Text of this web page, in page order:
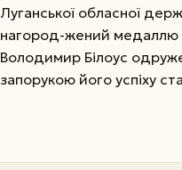
Луганської обласної
нагород-жений медаллю
Володимир Білоус
запорукою його успіху